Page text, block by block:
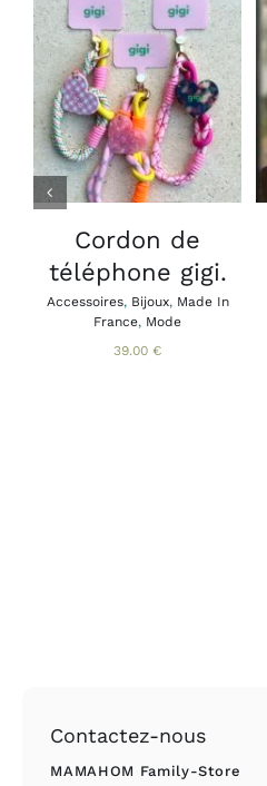
CHOIX DES
OPTIONS
CE
PRODUIT
A
PLUSIEURS
VARIATIONS.
LES
OPTIONS
PEUVENT
ÊTRE
CHOISIES
/
DÉTAILS
Cordon de
téléphone gigi.
Accessoires, Bijoux, Made In
France, Mode
39.00 €
Contactez-nous
MAMAHOM Family-Store